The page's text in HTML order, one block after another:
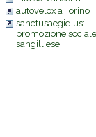
autovelox a Torino
sanctusaegidius:
promozione sociale
sangilliese